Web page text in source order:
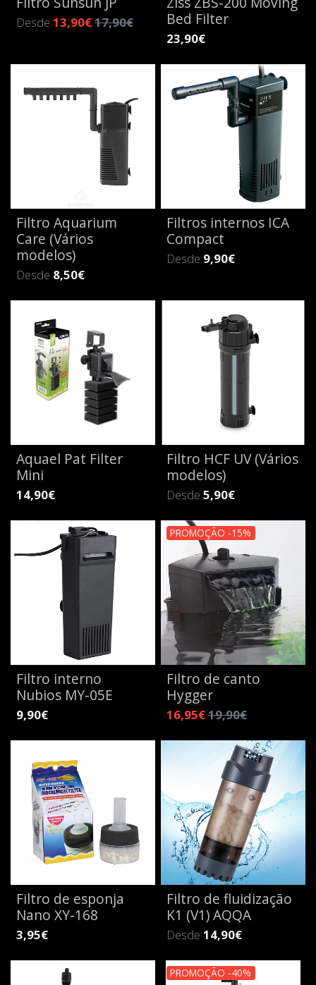
Desde 13,90€17,90€
Bed Filter
23,90€
Filtro Aquarium
Care (Vários
modelos)
Desde 8,50€
Filtros internos ICA
Compact
Desde 9,90€
Aquael Pat Filter
Mini
14,90€
Filtro HCF UV (Vários
modelos)
Desde 5,90€
Filtro interno
Nubios MY-05E
9,90€
PROMOÇÃO -15%
Filtro de canto
Hygger
16,95€19,90€
Filtro de esponja
Nano XY-168
3,95€
Filtro de fluidização
K1 (V1) AQQA
Desde 14,90€
PROMOÇÃO -40%